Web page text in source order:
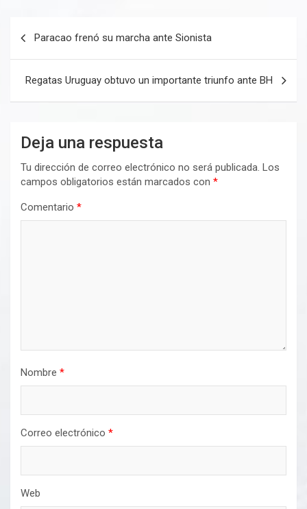
entradas
Paracao frenó su marcha ante Sionista
Regatas Uruguay obtuvo un importante triunfo ante BH
Deja una respuesta
Tu dirección de correo electrónico no será publicada. Los
campos obligatorios están marcados con *
Comentario *
Nombre *
Correo electrónico *
Web